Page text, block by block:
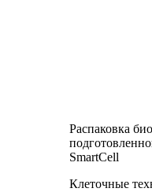
Распаковка
SmartCell
Клеточные